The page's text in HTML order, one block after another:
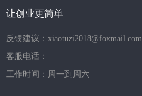
让创业更简单
反馈建议：xiaotuzi2018@foxmail.com
客服电话：
工作时间：周一到周六